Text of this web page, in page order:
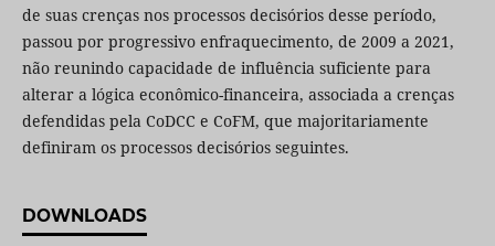
de suas crenças nos processos decisórios desse período,
passou por progressivo enfraquecimento, de 2009 a 2021,
não reunindo capacidade de influência suficiente para
alterar a lógica econômico-financeira, associada a crenças
defendidas pela CoDCC e CoFM, que majoritariamente
definiram os processos decisórios seguintes.
DOWNLOADS